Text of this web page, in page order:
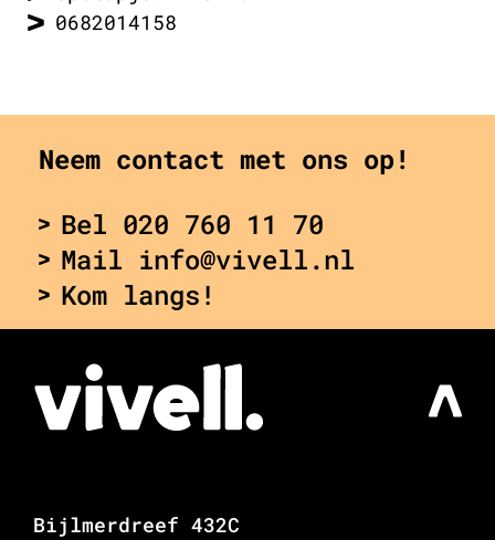
0682014158
Neem contact met ons op!
Bel 020 760 11 70
Mail info@vivell.nl
Kom langs!
Bijlmerdreef 432C